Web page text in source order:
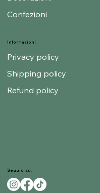
Informazioni
Privacy policy
Shipping policy
Refund policy
Confezioni
Seguici su: